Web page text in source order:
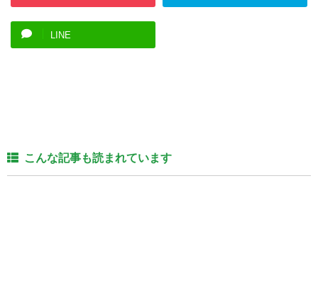
LINE
こんな記事も読まれています